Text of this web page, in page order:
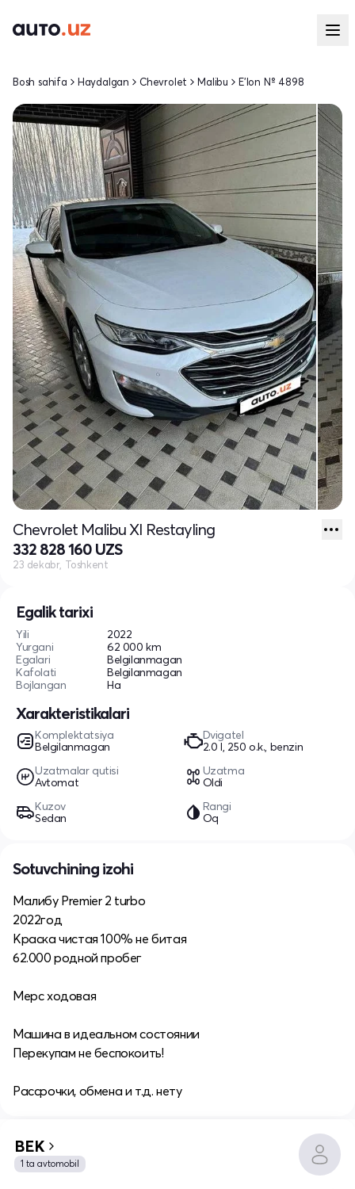
Egalik tarixi
Yili
2022
Yurgani
62 000 km
Egalari
Belgilanmagan
Kafolati
Belgilanmagan
Bojlangan
Ha
Xarakteristikalari
Komplektatsiya
Belgilanmagan
Dvigatel
2.0 l, 250 o.k., benzin
Uzatmalar qutisi
Avtomat
Uzatma
Oldi
Kuzov
Sedan
Rangi
Oq
Bosh sahifa Haydalgan Chevrolet Malibu E'lon № 4898
Chevrolet Malibu XI Restayling
332 828 160 UZS
23 dekabr, Toshkent
Sotuvchining izohi
Малибу Premier 2 turbo
2022год
Краска чистая 100% не битая
62.000 родной пробег
Мерс ходовая
Машина в идеальном состоянии
Перекупам не беспокоить!
Рассрочки, обмена и т.д. нету
BEK
1 ta avtomobil